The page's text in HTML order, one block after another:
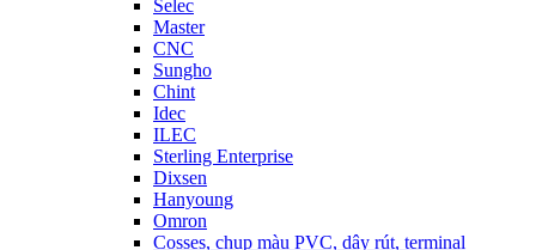
Selec
Master
CNC
Sungho
Chint
Idec
ILEC
Sterling Enterprise
Dixsen
Hanyoung
Omron
Cosses, chụp màu PVC, dây rút, terminal